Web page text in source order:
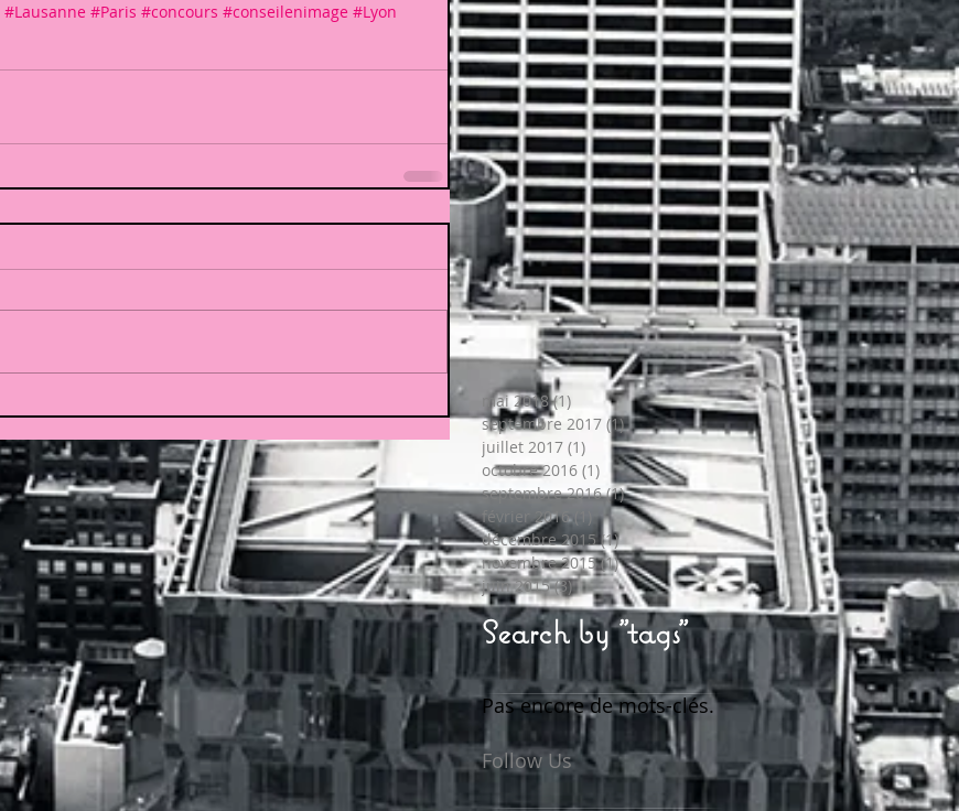
#Lausanne #Paris #concours #conseilenimage #Lyon
mai 2018 (1) 1 post
septembre 2017 (1)1 post
juillet 2017 (1) 1 post
octobre 2016 (1) 1 post
septembre 2016 (1)1 post
février 2016 (1)
1 post
décembre 2015 (1)1 post
novembre 2015 (1)1 post
juin 2015 (3)3 posts
Search by "tags"
Pas encore de mots-clés.
Follow Us